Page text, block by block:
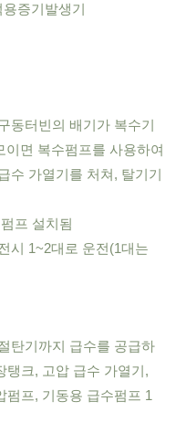
증기발생기
동터빈의 배기가 복수기
면 복수펌프를 사용하여
수 가열기를 처쳐, 탈기기
프 설치됨
시 1~2대로 운전(1대는
탄기까지 급수를 공급하
탱크, 고압 급수 가열기,
프, 기동용 급수펌프 1